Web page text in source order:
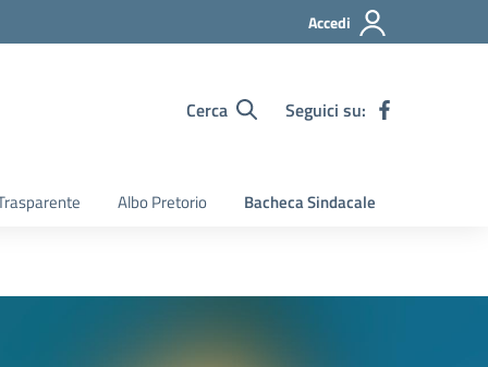
Accedi
Cerca Seguici su:
Albo Pretorio Bacheca Sindacale